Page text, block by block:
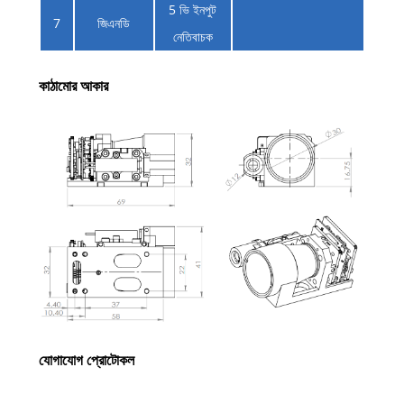
7 জিএনডি
5 ভি ইনপুট
নেতিবাচক
কাঠামোর আকার
যোগাযোগ প্রোটোকল